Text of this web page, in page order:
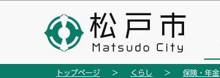
トップページ くらし 保険・年金